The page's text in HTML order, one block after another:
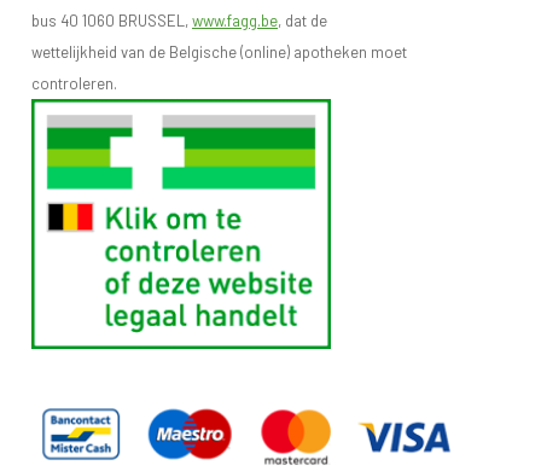
bus 40 1060 BRUSSEL,www.fagg.be, dat de
wettelijkheid van de Belgische (online) apotheken moet
controleren.